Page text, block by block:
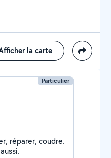
la carte
Particulier
réparer, coudre.
aussi.